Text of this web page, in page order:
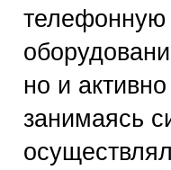
телефонную
но и
занимаясь